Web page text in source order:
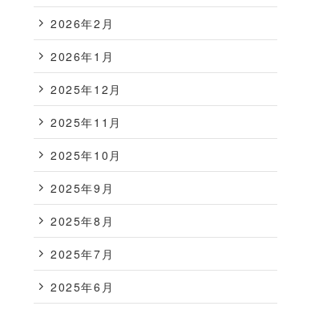
2026年2月
2026年1月
2025年12月
2025年11月
2025年10月
2025年9月
2025年8月
2025年7月
2025年6月